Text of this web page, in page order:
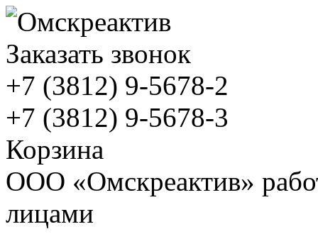
Заказать звонок
+7 (3812) 9-5678-2
+7 (3812) 9-5678-3
Корзина
ООО «Омскреактив»
лицами